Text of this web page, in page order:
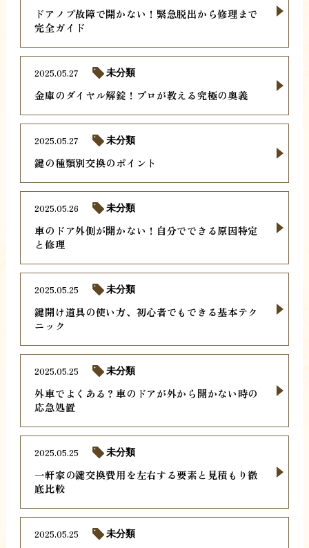
ドアノブ故障で開かない！緊急脱出から修理まで
完全ガイド
金庫のダイヤル解錠！プロが教える究極の奥義
2025.05.27 未分類
鍵の種類別交換のポイント
2025.05.27 未分類
車のドア外側が開かない！自分でできる原因特定
と修理
2025.05.26 未分類
鍵開け道具の使い方、初心者でもできる基本テク
ニック
2025.05.25 未分類
外車でよくある？車のドアが外から開かない時の
応急処置
2025.05.25 未分類
一軒家の鍵交換費用を左右する要素と見積もり徹
底比較
2025.05.25 未分類
2025.05.25 未分類